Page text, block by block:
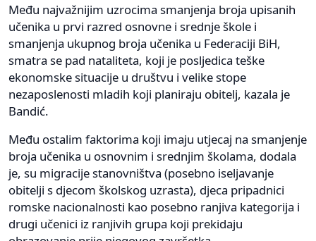
Među najvažnijim uzrocima smanjenja broja upisanih
učenika u prvi razred osnovne i srednje škole i
smanjenja ukupnog broja učenika u Federaciji BiH,
smatra se pad nataliteta, koji je posljedica teške
ekonomske situacije u društvu i velike stope
nezaposlenosti mladih koji planiraju obitelj, kazala je
Bandić.
Među ostalim faktorima koji imaju utjecaj na smanjenje
broja učenika u osnovnim i srednjim školama, dodala
je, su migracije stanovništva (posebno iseljavanje
obitelji s djecom školskog uzrasta), djeca pripadnici
romske nacionalnosti kao posebno ranjiva kategorija i
drugi učenici iz ranjivih grupa koji prekidaju